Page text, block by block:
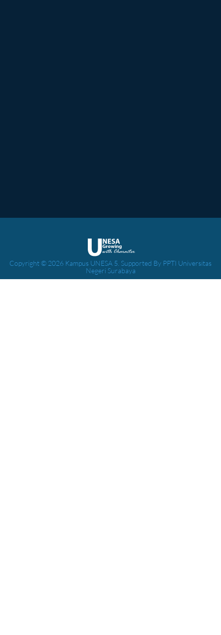
Copyright © 2026 Kampus UNESA 5. Supported By PPTI Universitas
Negeri Surabaya